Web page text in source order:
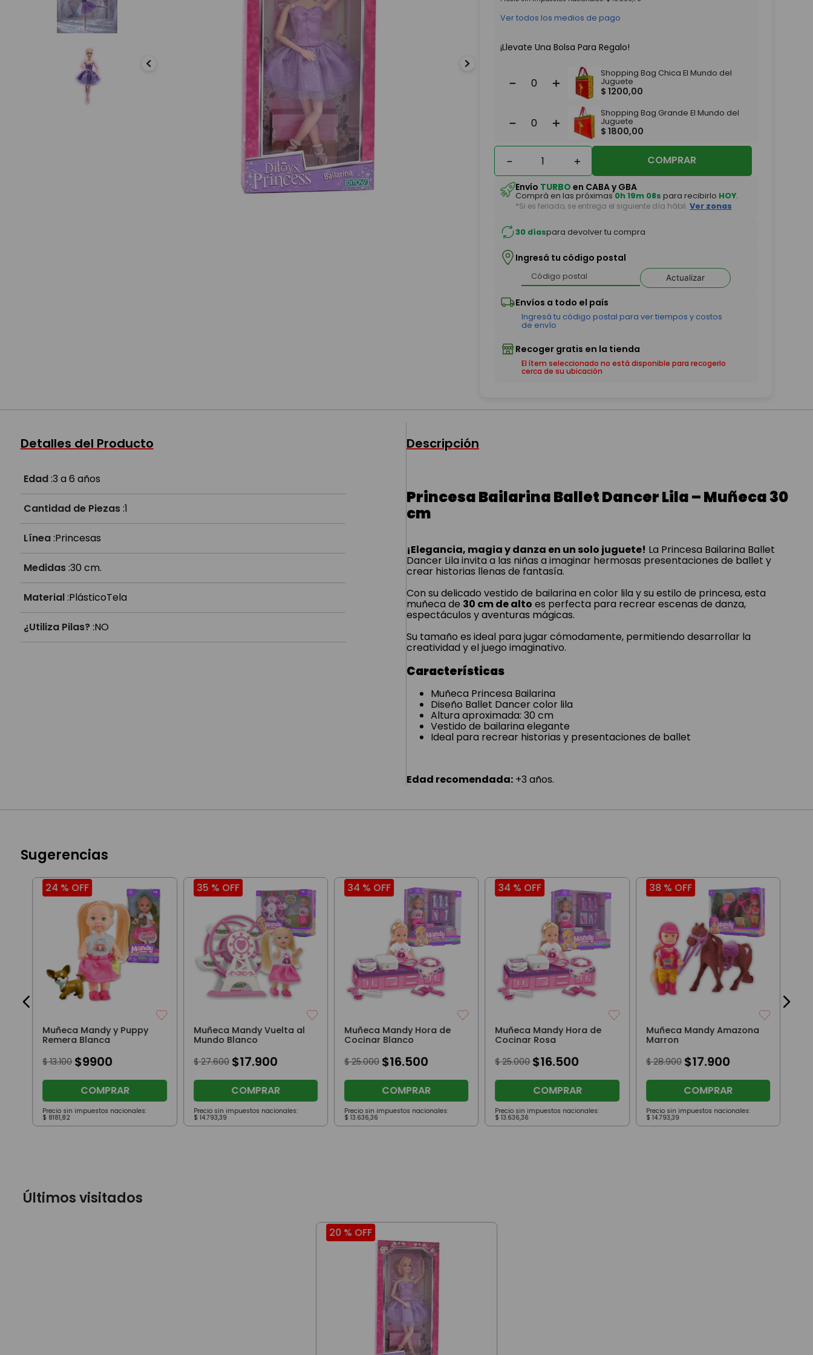
Ver todos los medios de pago
¡Llevate Una Bolsa Para Regalo!
＋
－
Shopping Bag Chica El Mundo del
Juguete
$ 1200,00
＋
－
Shopping Bag Grande El Mundo del
Juguete
$ 1800,00
＋
－ COMPRAR
Envío TURBO en CABA y GBA
Comprá en las próximas0h 19m 07s para recibirlo HOY.
*Si es feriado, se entrega el siguiente día hábil. Ver zonas
30 díaspara devolver tu compra
Ingresá tu código postal
Actualizar
El ítem seleccionado no está disponible para recogerlo
cerca de su ubicación
Detalles del Producto
Edad:3 a 6 años
Cantidad de Piezas:1
Línea:Princesas
Medidas:30 cm.
Material:PlásticoTela
¿Utiliza Pilas?:NO
Descripción
Princesa Bailarina Ballet Dancer Lila – Muñeca 30
cm
¡Elegancia, magia y danza en un solo juguete! La Princesa Bailarina Ballet
Dancer Lila invita a las niñas a imaginar hermosas presentaciones de ballet y
crear historias llenas de fantasía.
Con su delicado vestido de bailarina en color lila y su estilo de princesa, esta
muñeca de 30 cm de alto es perfecta para recrear escenas de danza,
espectáculos y aventuras mágicas.
Su tamaño es ideal para jugar cómodamente, permitiendo desarrollar la
creatividad y el juego imaginativo.
Características
Muñeca Princesa Bailarina
Diseño Ballet Dancer color lila
Altura aproximada: 30 cm
Vestido de bailarina elegante
Ideal para recrear historias y presentaciones de ballet
Edad recomendada: +3 años.
Sugerencias
24 % OFF
Muñeca Mandy y Puppy
Remera Blanca
$ 13.100 $9900
COMPRAR
Precio sin impuestos nacionales:
$ 8181,82
35 % OFF
Muñeca Mandy Vuelta al
Mundo Blanco
$ 27.600 $17.900
COMPRAR
Precio sin impuestos nacionales:
$ 14.793,39
34 % OFF
Muñeca Mandy Hora de
Cocinar Blanco
$ 25.000 $16.500
COMPRAR
Precio sin impuestos nacionales:
$ 13.636,36
34 % OFF
Muñeca Mandy Hora de
Cocinar Rosa
$ 25.000 $16.500
COMPRAR
Precio sin impuestos nacionales:
$ 13.636,36
38 % OFF
Muñeca Mandy Amazona
Marron
$ 28.900 $17.900
COMPRAR
Precio sin impuestos nacionales:
$ 14.793,39
Últimos visitados
20 %OFF